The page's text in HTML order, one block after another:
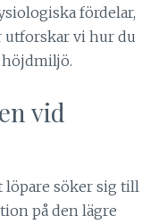
fördelar,
utforskar vi hur du
vid
löpare söker sig till
på den lägre